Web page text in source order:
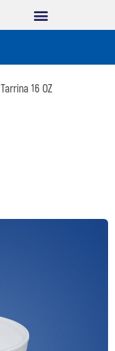
Tarrina 16 OZ